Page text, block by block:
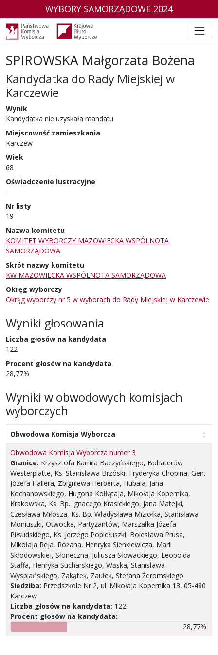
WYBORY SAMORZĄDOWE 2024
SPIROWSKA Małgorzata Bożena
Kandydatka do Rady Miejskiej w
Karczewie
w wyborach samorządowych w 2024 r.
Wynik
Kandydatka nie uzyskała mandatu
Miejscowość zamieszkania
Karczew
Wiek
68
Oświadczenie lustracyjne
-
Nr listy
19
Nazwa komitetu
KOMITET WYBORCZY MAZOWIECKA WSPÓLNOTA
SAMORZĄDOWA
Skrót nazwy komitetu
KW MAZOWIECKA WSPÓLNOTA SAMORZĄDOWA
Okręg wyborczy
Okręg wyborczy nr 5 w wyborach do Rady Miejskiej w Karczewie
Wyniki głosowania
Liczba głosów na kandydata
122
Procent głosów na kandydata
28,77%
Wyniki w obwodowych komisjach
wyborczych
Obwodowa Komisja Wyborcza
Obwodowa Komisja Wyborcza numer 3
Granice: Krzysztofa Kamila Baczyńskiego, Bohaterów
Westerplatte, Ks. Stanisława Brzóski, Fryderyka Chopina, Gen.
Józefa Hallera, Zbigniewa Herberta, Hubala, Jana
Kochanowskiego, Hugona Kołłątaja, Mikołaja Kopernika,
Krakowska, Ks. Bp. Ignacego Krasickiego, Jana Matejki,
Czesława Miłosza, Ks. Bp. Władysława Miziołka, Stanisława
Moniuszki, Otwocka, Partyzantów, Marszałka Józefa
Piłsudskiego, Ks. Jerzego Popiełuszki, Bolesława Prusa,
Mikołaja Reja, Różana, Henryka Sienkiewicza, Marii
Skłodowskiej, Słoneczna, Juliusza Słowackiego, Leopolda
Staffa, Henryka Sucharskiego, Wąska, Stanisława
Wyspiańskiego, Zakątek, Zaułek, Stefana Żeromskiego
Siedziba: Przedszkole Nr 2, ul. Mikołaja Kopernika 13, 05-480
Karczew
Liczba głosów na kandydata: 122
Procent głosów na kandydata:
28,77%